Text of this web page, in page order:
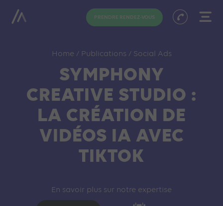
PRENDRE RENDEZ-VOUS
Home / Publications / Social Ads
SYMPHONY
CREATIVE STUDIO :
LA CRÉATION DE
VIDÉOS IA AVEC
TIKTOK
En savoir plus sur notre expertise